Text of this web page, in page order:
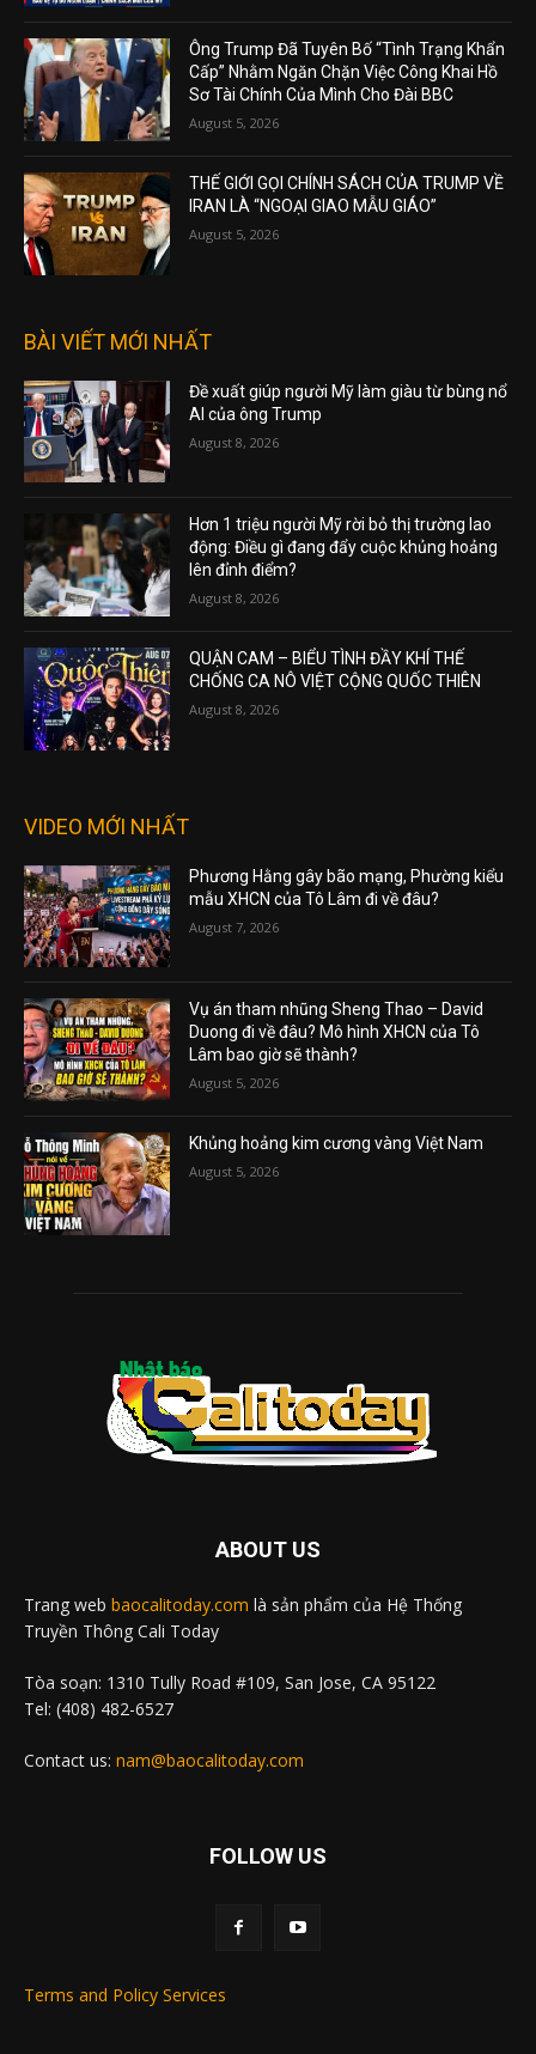
Ông Trump Đã Tuyên Bố “Tình Trạng Khẩn
Cấp” Nhằm Ngăn Chặn Việc Công Khai Hồ
Sơ Tài Chính Của Mình Cho Đài BBC
August 5, 2026
THẾ GIỚI GỌI CHÍNH SÁCH CỦA TRUMP VỀ
IRAN LÀ “NGOẠI GIAO MẪU GIÁO”
August 5, 2026
BÀI VIẾT MỚI NHẤT
Đề xuất giúp người Mỹ làm giàu từ bùng nổ
AI của ông Trump
August 8, 2026
Hơn 1 triệu người Mỹ rời bỏ thị trường lao
động: Điều gì đang đẩy cuộc khủng hoảng
lên đỉnh điểm?
August 8, 2026
QUẬN CAM – BIỂU TÌNH ĐẦY KHÍ THẾ
CHỐNG CA NÔ VIỆT CỘNG QUỐC THIÊN
August 8, 2026
VIDEO MỚI NHẤT
Phương Hằng gây bão mạng, Phường kiểu
mẫu XHCN của Tô Lâm đi về đâu?
August 7, 2026
Vụ án tham nhũng Sheng Thao – David
Duong đi về đâu? Mô hình XHCN của Tô
Lâm bao giờ sẽ thành?
August 5, 2026
Khủng hoảng kim cương vàng Việt Nam
August 5, 2026
ABOUT US
Trang web baocalitoday.com là sản phẩm của Hệ Thống
Truyền Thông Cali Today
Tòa soạn: 1310 Tully Road #109, San Jose, CA 95122
Tel: (408) 482-6527
Contact us: nam@baocalitoday.com
FOLLOW US
Terms and Policy Services